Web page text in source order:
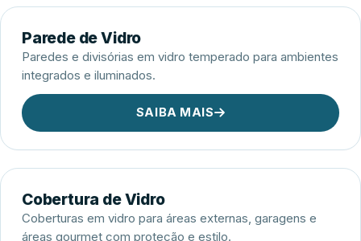
Parede de Vidro
Paredes e divisórias em vidro temperado para ambientes
integrados e iluminados.
SAIBA MAIS
Cobertura de Vidro
Coberturas em vidro para áreas externas, garagens e
áreas gourmet com proteção e estilo.